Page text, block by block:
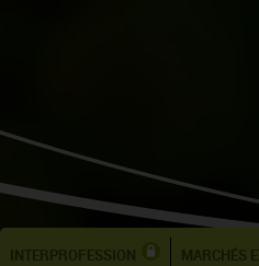
INTERPROFESSION MARCHÉS